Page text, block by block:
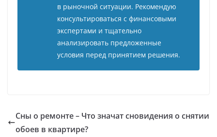
в рыночной ситуации. Рекомендую
консультироваться с финансовыми
экспертами и тщательно
анализировать предложенные
условия перед принятием решения.
Сны о ремонте – Что значат сновидения о снятии
обоев в квартире?